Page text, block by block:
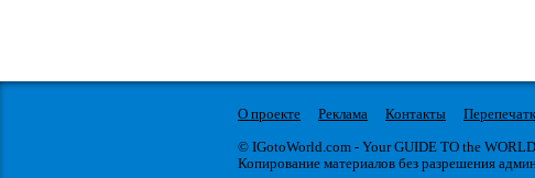
О проекте Реклама Контакты
© IGotoWorld.com - Your GUIDE TO the
Копирование материалов без разрешения